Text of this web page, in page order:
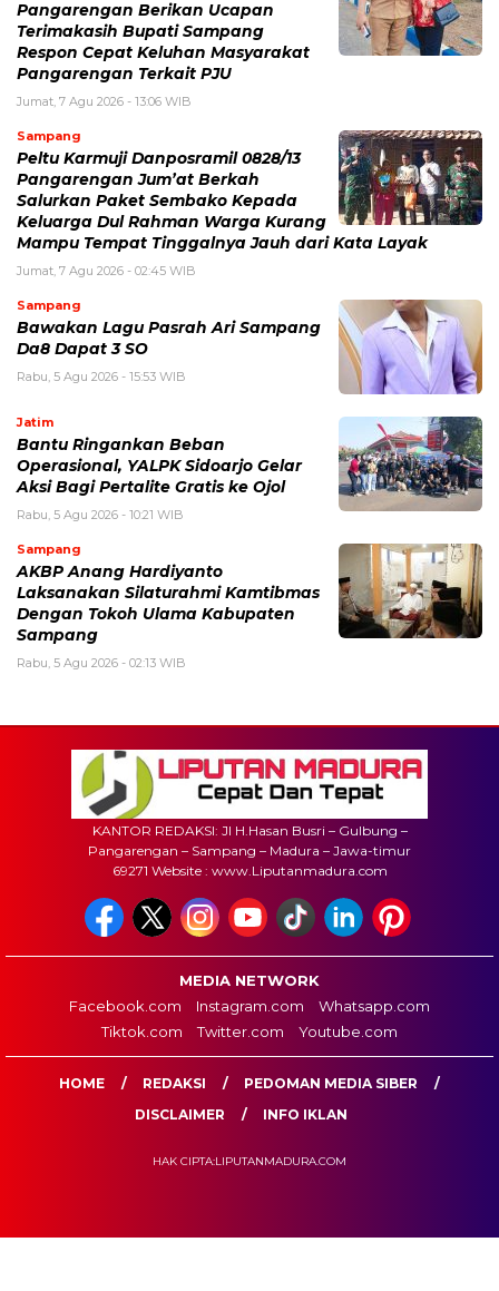
Pangarengan Berikan Ucapan
Terimakasih Bupati Sampang
Respon Cepat Keluhan Masyarakat
Pangarengan Terkait PJU
Jumat, 7 Agu 2026 - 13:06 WIB
Sampang
Peltu Karmuji Danposramil 0828/13
Pangarengan Jum’at Berkah
Salurkan Paket Sembako Kepada
Keluarga Dul Rahman Warga Kurang
Mampu Tempat Tinggalnya Jauh dari Kata Layak
Jumat, 7 Agu 2026 - 02:45 WIB
Sampang
Bawakan Lagu Pasrah Ari Sampang
Da8 Dapat 3 SO
Rabu, 5 Agu 2026 - 15:53 WIB
Jatim
Bantu Ringankan Beban
Operasional, YALPK Sidoarjo Gelar
Aksi Bagi Pertalite Gratis ke Ojol
Rabu, 5 Agu 2026 - 10:21 WIB
Sampang
AKBP Anang Hardiyanto
Laksanakan Silaturahmi Kamtibmas
Dengan Tokoh Ulama Kabupaten
Sampang
Rabu, 5 Agu 2026 - 02:13 WIB
KANTOR REDAKSI: Jl H.Hasan Busri – Gulbung –
Pangarengan – Sampang – Madura – Jawa-timur
69271 Website : www.Liputanmadura.com
MEDIA NETWORK
Facebook.com
Instagram.com
Whatsapp.com
Tiktok.com
Twitter.com Youtube.com
HOME REDAKSI
PEDOMAN MEDIA SIBER
DISCLAIMER
INFO IKLAN
HAK CIPTA:LIPUTANMADURA.COM